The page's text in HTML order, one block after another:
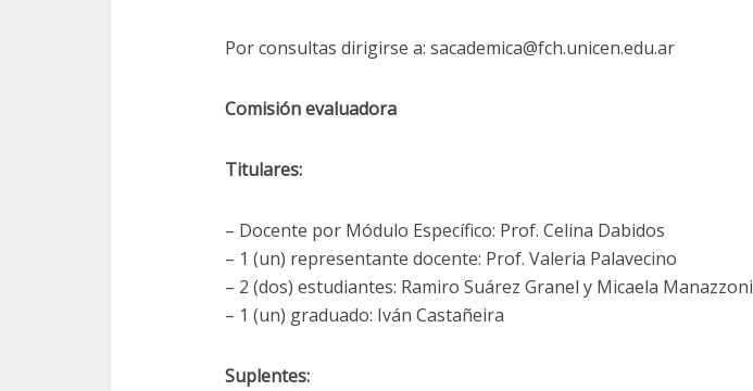
Por consultas dirigirse a: sacademica@fch.unicen.edu.ar
Comisión evaluadora
Titulares:
– Docente por Módulo Específico: Prof. Celina Dabidos
– 1 (un) representante docente: Prof. Valeria Palavecino
– 2 (dos) estudiantes: Ramiro Suárez Granel y Micaela Manazzoni
– 1 (un) graduado: Iván Castañeira
Suplentes: